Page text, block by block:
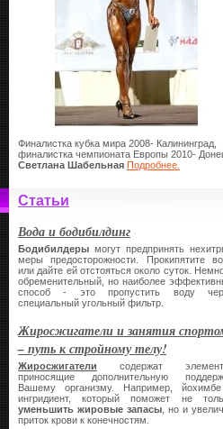
Финалистка кубка мира 2008- Калининград,
финалистка чемпионата Европы 2010-
Светлана Шабельная Подробнее.
Статьи
Вода и бодибилдинг
Бодибилдеры могут предпринять
меры предосторожности. Прокипятите
или дайте ей отстояться около суток.
обременительный, но наиболее
способ - это пропустить воду
специальный угольный фильтр.
Жиросжигатели и занятия
– путь к стройному телу!
Жиросжигатели содержат
приносящие дополнительную
Вашему организму. Например,
ингридиент, который поможет не
уменьшить жировые запасы , но и
приток крови к конечностям.